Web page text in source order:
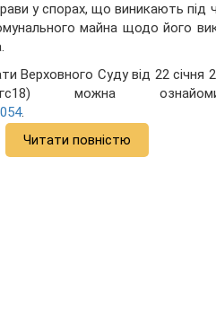
у спорах, що виникають під
майна щодо його
Верховного Суду від 22 січня
можна
.
Читати повністю